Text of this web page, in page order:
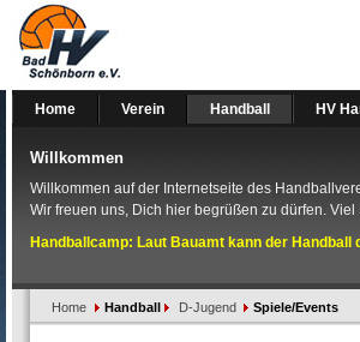
Home Verein Handball HV
Willkommen
Willkommen auf der Internetseite des
Wir freuen uns, Dich hier begrüßen zu dürfen.
Handballcamp: Laut Bauamt kann der
Home Handball D-Jugend Spiele/Events